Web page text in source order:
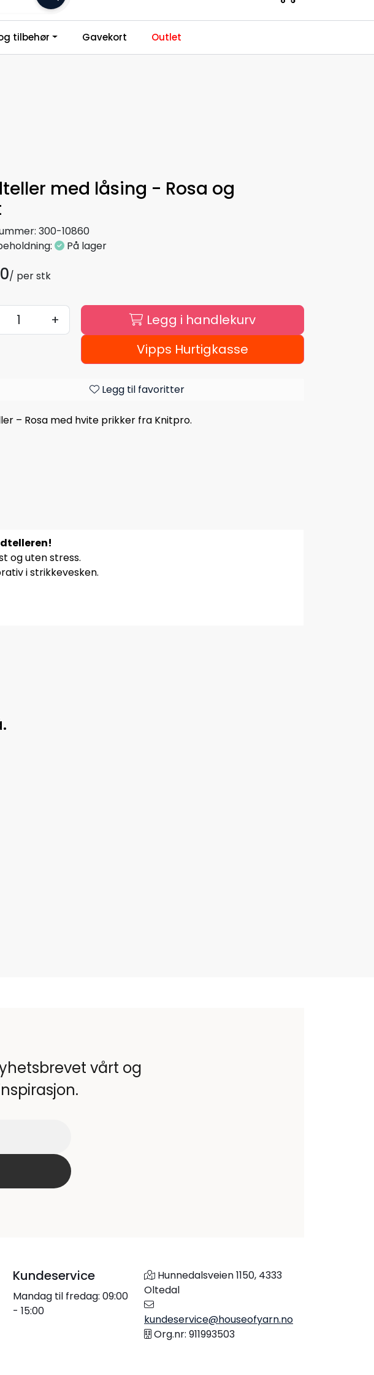
Kundeservice
tilbehør Gavekort Outlet
med låsing - Rosa og
300-10860
På lager
/ per stk
+
Legg i handlekurv
Vipps Hurtigkasse
Legg til favoritter
– Rosa med hvite prikker fra Knitpro.
og uten stress.
i strikkevesken.
vårt og
Kundeservice
Mandag til fredag: 09:00
- 15:00
Hunnedalsveien 1150, 4333
Oltedal
kundeservice@houseofyarn.no
Org.nr: 911993503